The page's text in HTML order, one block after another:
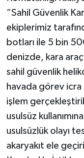
“Sahil Güvenlik
ekiplerimiz
botları ile 5 bin
denizde, kara
sahil güvenlik
havada görev
işlem
usulsüz
usulsüzlük olayı
akaryakıt ele